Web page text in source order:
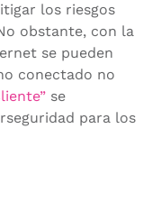
los riesgos
obstante, con la
se pueden
conectado no
se
para los